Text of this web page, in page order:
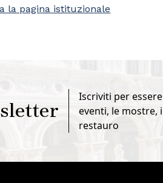
la pagina istituzionale
Iscriviti per
eventi, le mostre,
restauro